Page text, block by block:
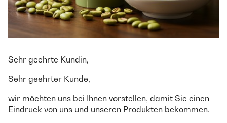
Sehr geehrte Kundin,
Sehr geehrter Kunde,
wir möchten uns bei Ihnen vorstellen, damit Sie einen
Eindruck von uns und unseren Produkten bekommen.